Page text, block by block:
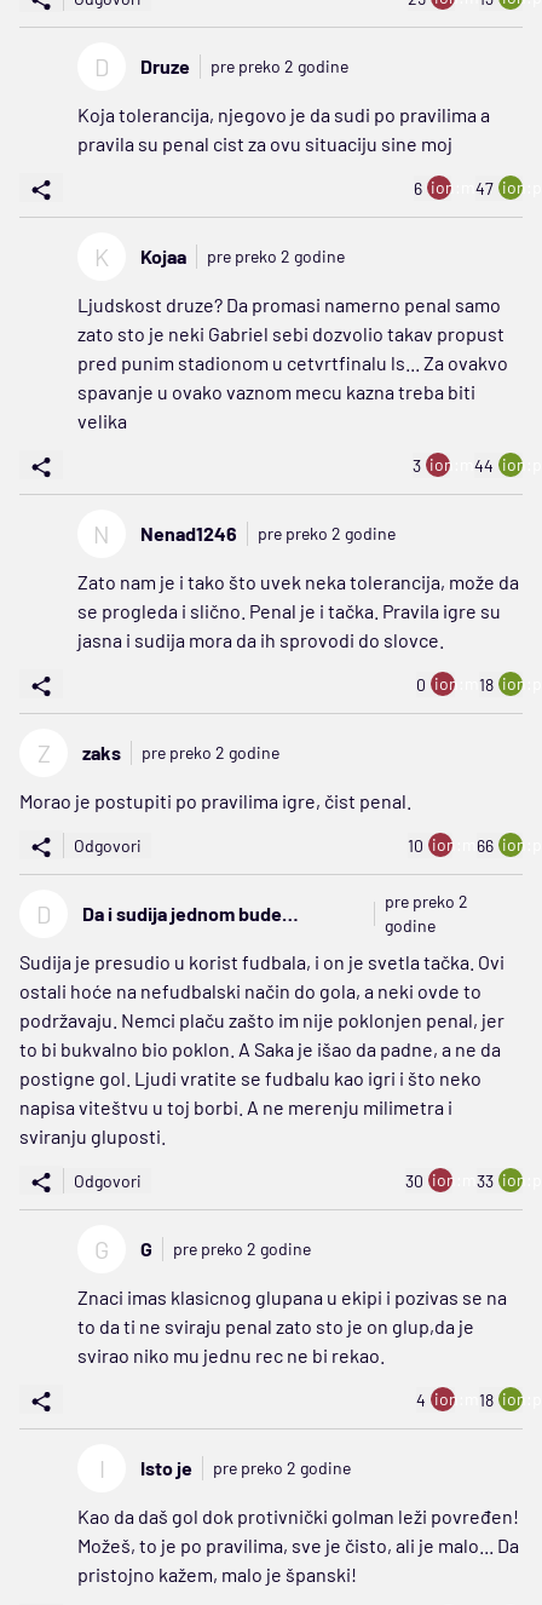
D Druze pre preko 2 godine
Koja tolerancija, njegovo je da sudi po pravilima a
pravila su penal cist za ovu situaciju sine moj
6 ion:minus
47
K Kojaa pre preko 2 godine
Ljudskost druze? Da promasi namerno penal samo
zato sto je neki Gabriel sebi dozvolio takav propust
pred punim stadionom u cetvrtfinalu ls... Za ovakvo
spavanje u ovako vaznom mecu kazna treba biti
velika
3 ion:minus
44
N Nenad1246 pre preko 2 godine
Zato nam je i tako što uvek neka tolerancija, može da
se progleda i slično. Penal je i tačka. Pravila igre su
jasna i sudija mora da ih sprovodi do slovce.
0 ion:minus
18
Z zaks pre preko 2 godine
Morao je postupiti po pravilima igre, čist penal.
Odgovori 10 ion:minus
66
D
Da i sudija jednom bude
pre preko 2
godine
Sudija je presudio u korist fudbala, i on je svetla tačka. Ovi
ostali hoće na nefudbalski način do gola, a neki ovde to
podržavaju. Nemci plaču zašto im nije poklonjen penal, jer
to bi bukvalno bio poklon. A Saka je išao da padne, a ne da
postigne gol. Ljudi vratite se fudbalu kao igri i što neko
napisa viteštvu u toj borbi. A ne merenju milimetra i
sviranju gluposti.
Odgovori 30 ion:minus
33
G G pre preko 2 godine
Znaci imas klasicnog glupana u ekipi i pozivas se na
to da ti ne sviraju penal zato sto je on glup,da je
svirao niko mu jednu rec ne bi rekao.
4 ion:minus
18
I Isto je pre preko 2 godine
Kao da daš gol dok protivnički golman leži povređen!
Možeš, to je po pravilima, sve je čisto, ali je malo... Da
pristojno kažem, malo je španski!